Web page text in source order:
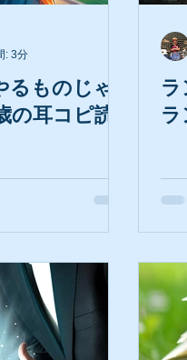
るものじゃ
の耳コピ読
: 3分
ラ
ラ